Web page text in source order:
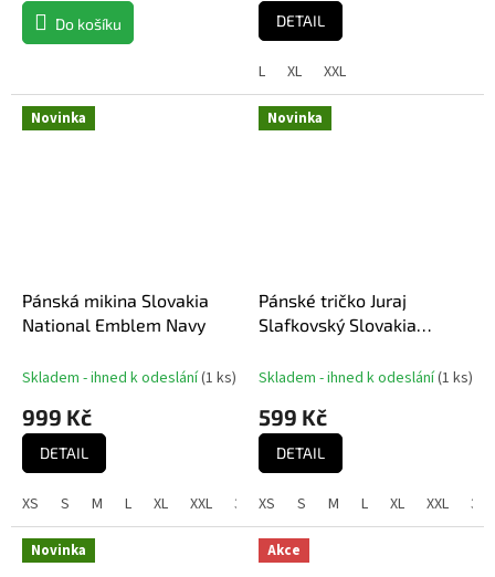
Do košíku DETAIL
L XL XXL
Novinka
Pánská mikina Slovakia
National Emblem Navy
Skladem - ihned k odeslání(1 ks)
999 Kč
DETAIL
XS S M L XL XXL 3XL
Novinka
Pánské tričko Juraj
Slafkovský Slovakia
Skladem - ihned k odeslání(1 ks)
599 Kč
DETAIL
XS S M L XL XXL 3XL
Novinka Akce